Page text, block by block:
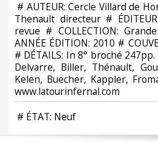
# AUTEUR: Cercle Villard de
Thenault directeur #
revue # COLLECTION:
ANNÉE ÉDITION: 2010 #
# DÉTAILS: In 8° broché
Delvarre, Biller, Thénault,
Kelen, Buecher, Kappler,
www.latourinfernal.com‎
‎ # ÉTAT: Neuf‎